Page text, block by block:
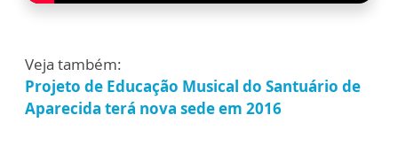
Veja também:
Projeto de Educação Musical do Santuário de
Aparecida terá nova sede em 2016